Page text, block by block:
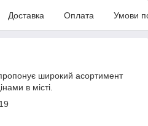
Доставка Оплата Умови
широкий асортимент
в місті.